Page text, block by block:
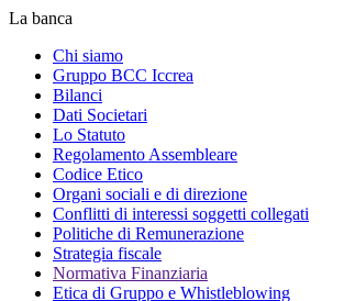
La banca
Chi siamo
Gruppo BCC Iccrea
Bilanci
Dati Societari
Lo Statuto
Regolamento Assembleare
Codice Etico
Organi sociali e di direzione
Conflitti di interessi soggetti collegati
Politiche di Remunerazione
Strategia fiscale
Normativa Finanziaria
Etica di Gruppo e Whistleblowing